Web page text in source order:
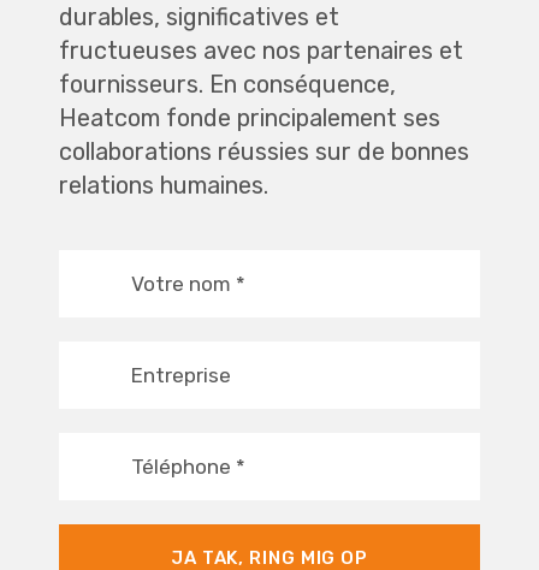
durables, significatives et
fructueuses avec nos partenaires et
fournisseurs. En conséquence,
Heatcom fonde principalement ses
collaborations réussies sur de bonnes
relations humaines.
Votre nom *
Entreprise
Téléphone *
JA TAK, RING MIG OP